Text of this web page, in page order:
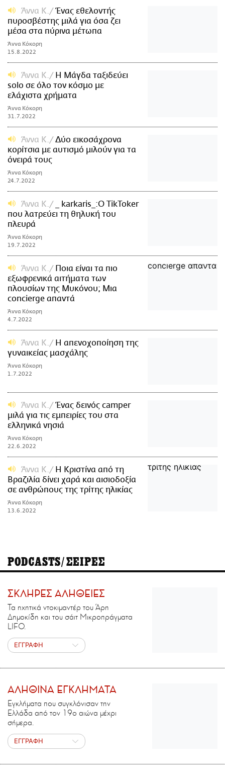
Άννα Κ.
Ένας εθελοντής
πυροσβέστης μιλά για όσα ζει
μέσα στα πύρινα μέτωπα
Άννα Κόκορη
15.8.2022
Άννα Κ.
Η Μάγδα ταξιδεύει
solo σε όλο τον κόσμο με
ελάχιστα χρήματα
Άννα Κόκορη
31.7.2022
Άννα Κ.
Δύο εικοσάχρονα
κορίτσια με αυτισμό μιλούν για τα
όνειρά τους
Άννα Κόκορη
24.7.2022
Άννα Κ.
_ karkaris_:Ο TikToker
που λατρεύει τη θηλυκή του
πλευρά
Άννα Κόκορη
19.7.2022
Άννα Κ.
Ποια είναι τα πιο
εξωφρενικά αιτήματα των
πλουσίων της Μυκόνου; Μια
concierge απαντά
Άννα Κόκορη
4.7.2022
Άννα Κ.
Η απενοχοποίηση της
γυναικείας μασχάλης
Άννα Κόκορη
1.7.2022
Άννα Κ.
Ένας δεινός camper
μιλά για τις εμπειρίες του στα
ελληνικά νησιά
Άννα Κόκορη
22.6.2022
Άννα Κ.
Η Κριστίνα από τη
Βραζιλία δίνει χαρά και αισιοδοξία
σε ανθρώπους της τρίτης ηλικίας
Άννα Κόκορη
13.6.2022
PODCASTS/ΣΕΙΡΕΣ
ΣΚΛΗΡΕΣ ΑΛΗΘΕΙΕΣ
Τα ηχητικά ντοκιμαντέρ του Άρη
Δημοκίδη και του σάιτ Μικροπράγματα
LIFO.
ΕΓΓΡΑΦΗ
ΑΛΗΘΙΝΑ ΕΓΚΛΗΜΑΤΑ
Εγκλήματα που συγκλόνισαν την
Ελλάδα από τον 19ο αιώνα μέχρι
σήμερα.
ΕΓΓΡΑΦΗ